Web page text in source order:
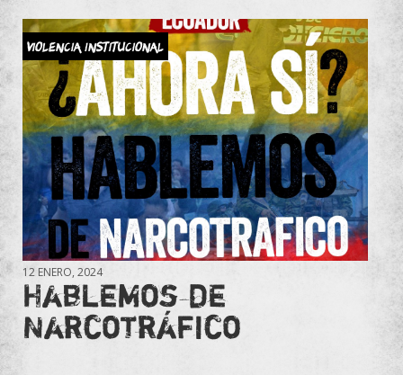
Violencia Institucional
12 ENERO, 2024
Hablemos de
Narcotráfico